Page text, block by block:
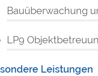
Bauüberwachung
LP9
Leistungen